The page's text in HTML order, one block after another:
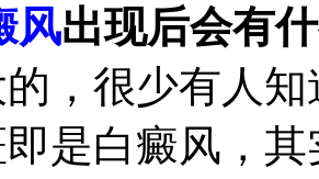
风出现后会有
，很少有人
是白癜风，